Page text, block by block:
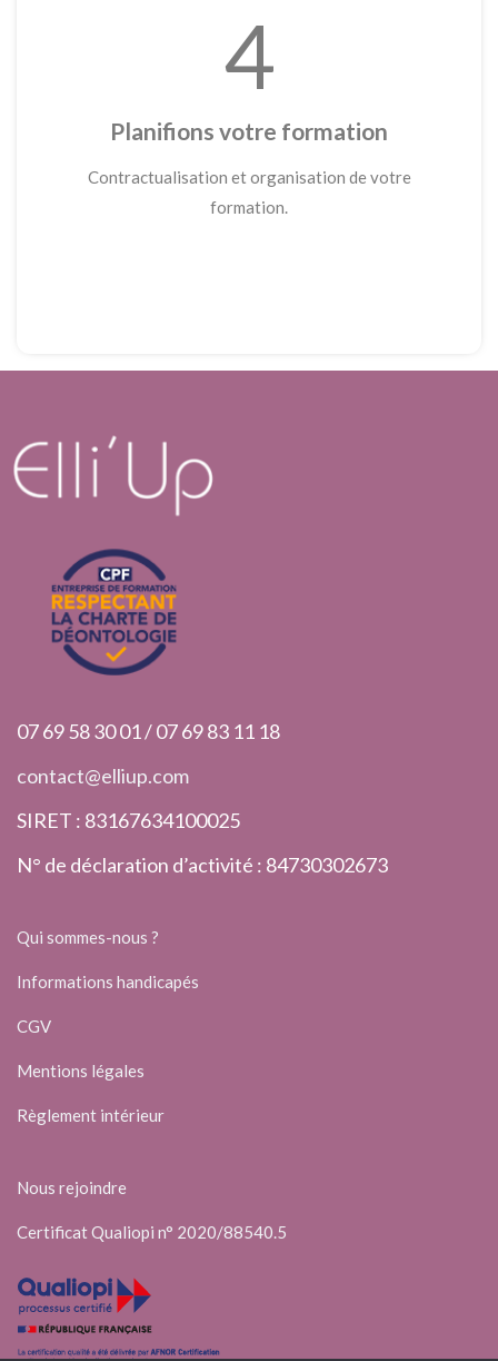
4
Planifions votre formation
Contractualisation et organisation de votre
formation.
07 69 58 30 01 / 07 69 83 11 18
contact@elliup.com
SIRET : 83167634100025
N° de déclaration d’activité : 84730302673
Qui sommes-nous ?
Informations handicapés
CGV
Mentions légales
Règlement intérieur
Nous rejoindre
Certificat Qualiopi n° 2020/88540.5